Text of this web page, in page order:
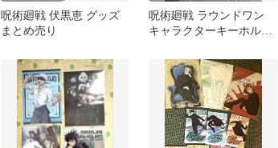
呪術廻戦 伏黒恵 グッズ
まとめ売り
呪術廻戦 ラウンドワン
キャラクターキーホルダ